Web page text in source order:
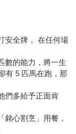
安全牌， 在任何場
數的能力，將一生
有 5 匹馬在跑，那
們多給予正面肯
銘心割烹」用餐，